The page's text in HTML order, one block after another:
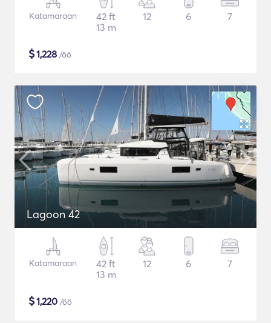
Katamaraan
42 ft
13 m
12 6 7
$1,228 /öö
Lagoon 42
Katamaraan
42 ft
13 m
12 6 7
$1,220 /öö